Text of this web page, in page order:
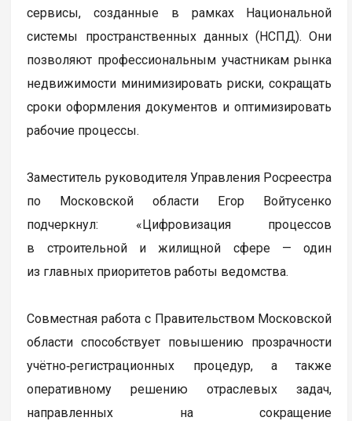
сервисы, созданные в рамках Национальной
системы пространственных данных (НСПД). Они
позволяют профессиональным участникам рынка
недвижимости минимизировать риски, сокращать
сроки оформления документов и оптимизировать
рабочие процессы.
Заместитель руководителя Управления Росреестра
по Московской области Егор Войтусенко
подчеркнул: «Цифровизация процессов
в строительной и жилищной сфере — один
из главных приоритетов работы ведомства.
Совместная работа с Правительством Московской
области способствует повышению прозрачности
учётно‑регистрационных процедур, а также
оперативному решению отраслевых задач,
направленных на сокращение